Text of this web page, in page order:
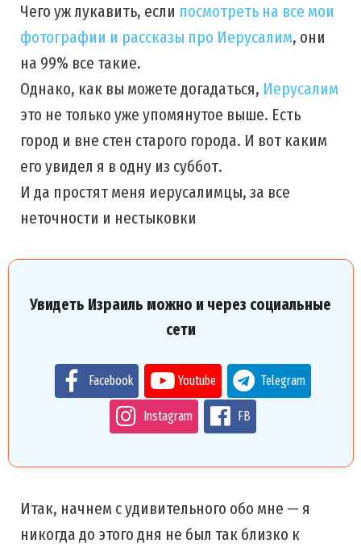
Чего уж лукавить, если посмотреть на все мои
фотографии и рассказы про Иерусалим, они
на 99% все такие.
Однако, как вы можете догадаться, Иерусалим
это не только уже упомянутое выше. Есть
город и вне стен старого города. И вот каким
его увидел я в одну из суббот.
И да простят меня иерусалимцы, за все
неточности и нестыковки
Увидеть Израиль можно и через социальные
сети
Facebook Youtube Telegram
Instagram FB
Итак, начнем с удивительного обо мне — я
никогда до этого дня не был так близко к